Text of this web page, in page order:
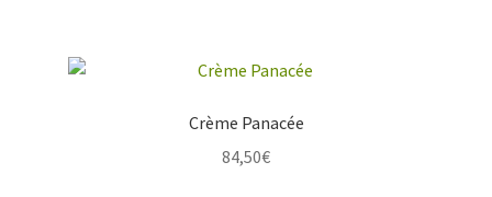
Crème Panacée
84,50€